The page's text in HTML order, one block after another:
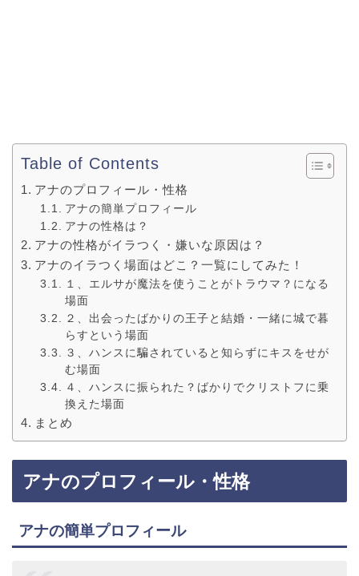
Table of Contents
アナのプロフィール・性格
アナの簡単プロフィール
アナの性格は？
アナの性格がイラつく・嫌いな原因は？
アナのイラつく場面はどこ？一覧にしてみた！
１、エルサが魔法を使うことがトラウマ？になる
場面
２、出会ったばかりの王子と結婚・一緒に城で暮
らすという場面
３、ハンスに騙されていると知らずにキスをせが
む場面
４、ハンスに振られた？ばかりでクリストフに乗
換えた場面
まとめ
アナのプロフィール・性格
アナの簡単プロフィール